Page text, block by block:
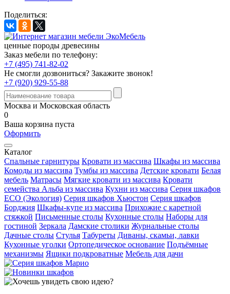
Поделиться:
ценные породы древесины
Заказ мебели по телефону:
+7 (495) 741-82-02
Не смогли дозвониться? Закажите звонок!
+7 (920) 929-55-88
Москва и Московская область
0
Ваша корзина пуста
Оформить
Каталог
Спальные гарнитуры Кровати из массива Шкафы из массива
Комоды из массива Тумбы из массива Детские кровати Белая
мебель Матрасы Мягкие кровати из массива Кровати
семейства Альба из массива Кухни из массива Серия шкафов
ECO (Экология) Серия шкафов Хьюстон Серия шкафов
Борджия Шкафы-купе из массива Прихожие с каретной
стяжкой Письменные столы Кухонные столы Наборы для
гостиной Зеркала Дамские столики Журнальные столы
Дачные столы Стулья Табуреты Диваны, скамьи, лавки
Кухонные уголки Ортопедическое основание Подъёмные
механизмы Ящики подкроватные Мебель для дачи